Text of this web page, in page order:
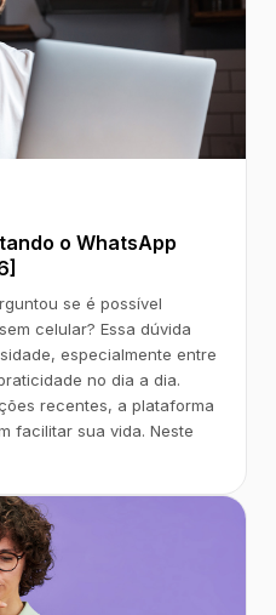
o WhatsApp
se é possível
celular? Essa dúvida
especialmente entre
no dia a dia.
recentes, a plataforma
facilitar sua vida. Neste